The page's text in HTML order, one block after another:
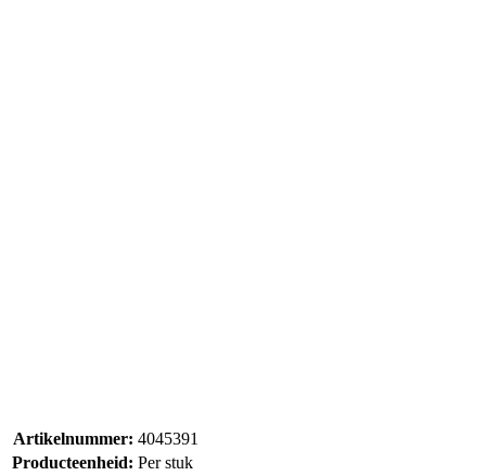
Artikelnummer: 4045391
Producteenheid: Per stuk